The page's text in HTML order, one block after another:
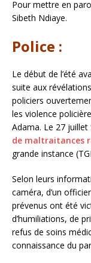
Pour mettre en
Sibeth Ndiaye.
Police :
Le début de l’été
suite aux
policiers
les violence
Adama. Le 27
de maltraitances
grande instance
Selon leurs
caméra, d’un
prévenus ont été
d’humiliations, de
refus de soins
connaissance du